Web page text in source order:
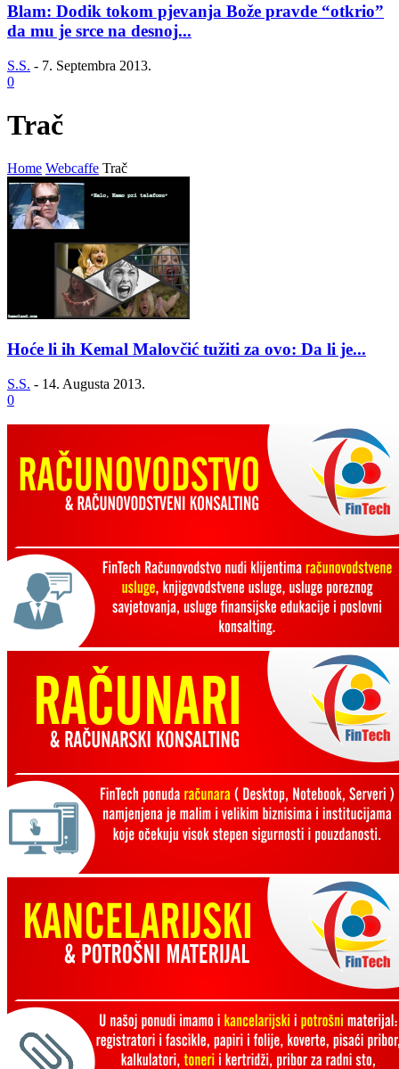
Blam: Dodik tokom pjevanja Bože pravde “otkrio”
da mu je srce na desnoj...
S.S. - 7. Septembra 2013.
0
Trač
Home Webcaffe Trač
Hoće li ih Kemal Malovčić tužiti za ovo: Da li je...
S.S. - 14. Augusta 2013.
0